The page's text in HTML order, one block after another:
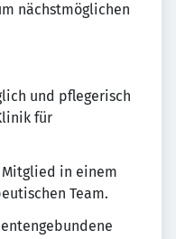
nächstmöglichen
und pflegerisch
für
in einem
Team.